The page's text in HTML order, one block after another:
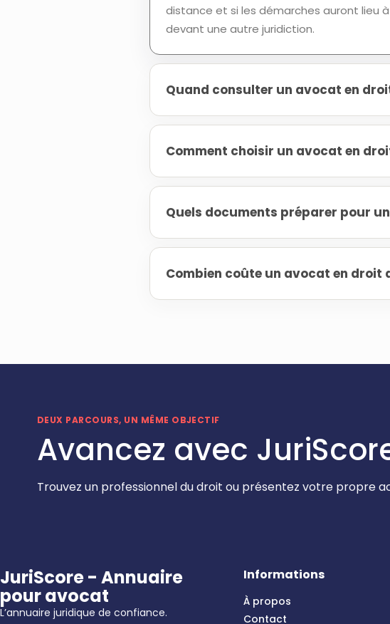
distance et si les démarches auront lieu
devant une autre juridiction.
Quand consulter un avocat en
Comment choisir un avocat en
Quels documents préparer pour
Combien coûte un avocat en droit
DEUX PARCOURS, UN MÊME OBJECTIF
Avancez avec
Trouvez un professionnel du droit ou présentez votre propre
JuriScore - Annuaire
pour avocat
L’annuaire juridique de confiance.
Informations
À propos
Contact